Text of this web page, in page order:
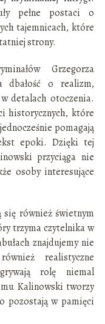
pełne postaci o
tajemnicach, które
strony.
Grzegorza
dbałość o realizm,
detalach otoczenia.
historycznych, które
pomagają
epoki. Dzięki tej
przyciąga nie
osoby interesujące
również świetnym
trzyma czytelnika w
znajdujemy nie
realistyczne
rolę niemal
Kalinowski tworzy
pozostają w pamięci